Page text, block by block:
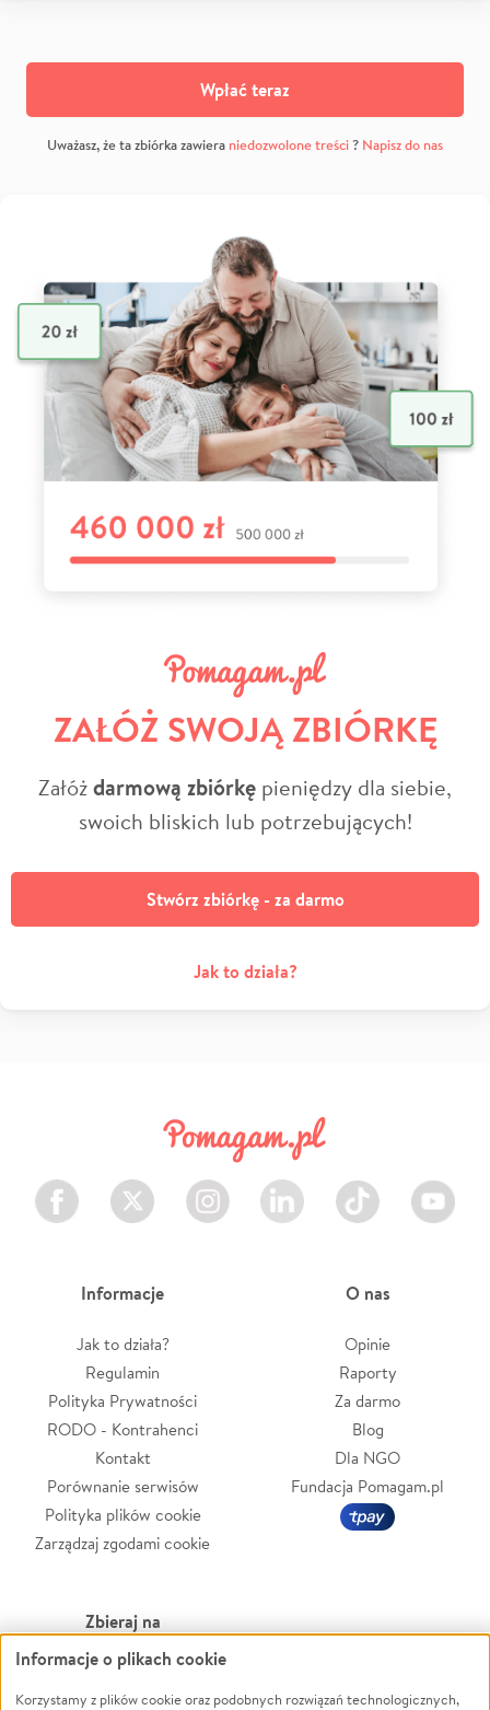
Wpłać teraz
Uważasz, że ta zbiórka zawiera niedozwolone treści? Napisz do nas
ZAŁÓŻ SWOJĄ ZBIÓRKĘ
Załóżdarmową zbiórkę pieniędzy dla siebie,
swoich bliskich lub potrzebujących!
Stwórz zbiórkę - za darmo
Jak to działa?
Facebook Twitter Instagram LinkedIn TikTok Youtube
Informacje
Jak to działa?
Regulamin
Polityka Prywatności
RODO - Kontrahenci
Kontakt
Porównanie serwisów
Polityka plików cookie
Zarządzaj zgodami cookie
O nas
Opinie
Raporty
Za darmo
Blog
Dla NGO
Fundacja Pomagam.pl
Zbieraj na
Leczenie
Zwierzęta
Powódź
Informacje o plikach cookie
Korzystamy z plików cookie oraz podobnych rozwiązań technologicznych,